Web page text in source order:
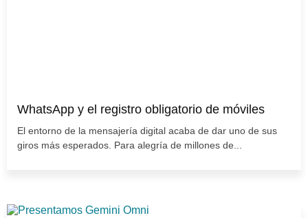
WhatsApp y el registro obligatorio de móviles
El entorno de la mensajería digital acaba de dar uno de sus
giros más esperados. Para alegría de millones de...